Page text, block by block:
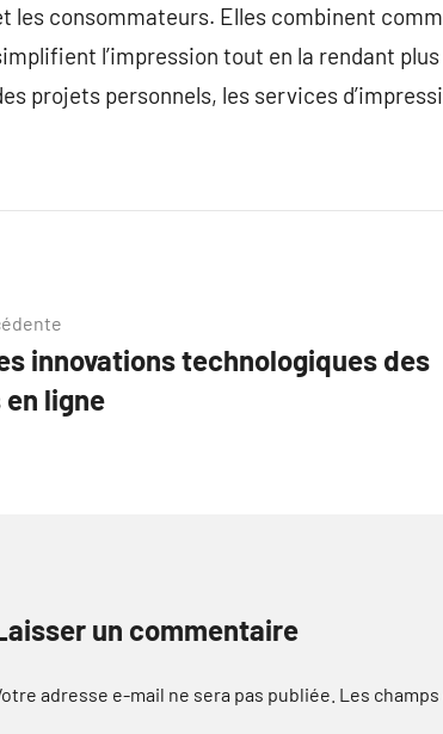
les consommateurs. Elles combinent
l’impression tout en la rendant
projets personnels, les services
innovations technologiques des
ligne
un commentaire
adresse e-mail ne sera pas publiée. Les